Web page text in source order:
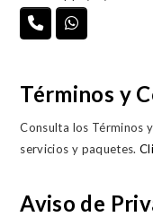
Términos y
Consulta los Términos
servicios y paquetes.
Aviso de